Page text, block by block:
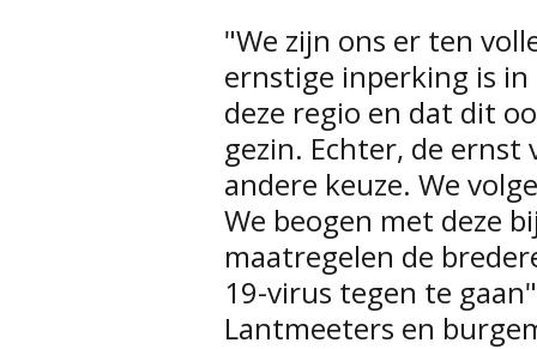
"We zijn ons er ten
ernstige inperking is
deze regio en dat dit
gezin. Echter, de ernst
andere keuze. We
We beogen met deze
maatregelen de
19-virus tegen te
Lantmeeters en